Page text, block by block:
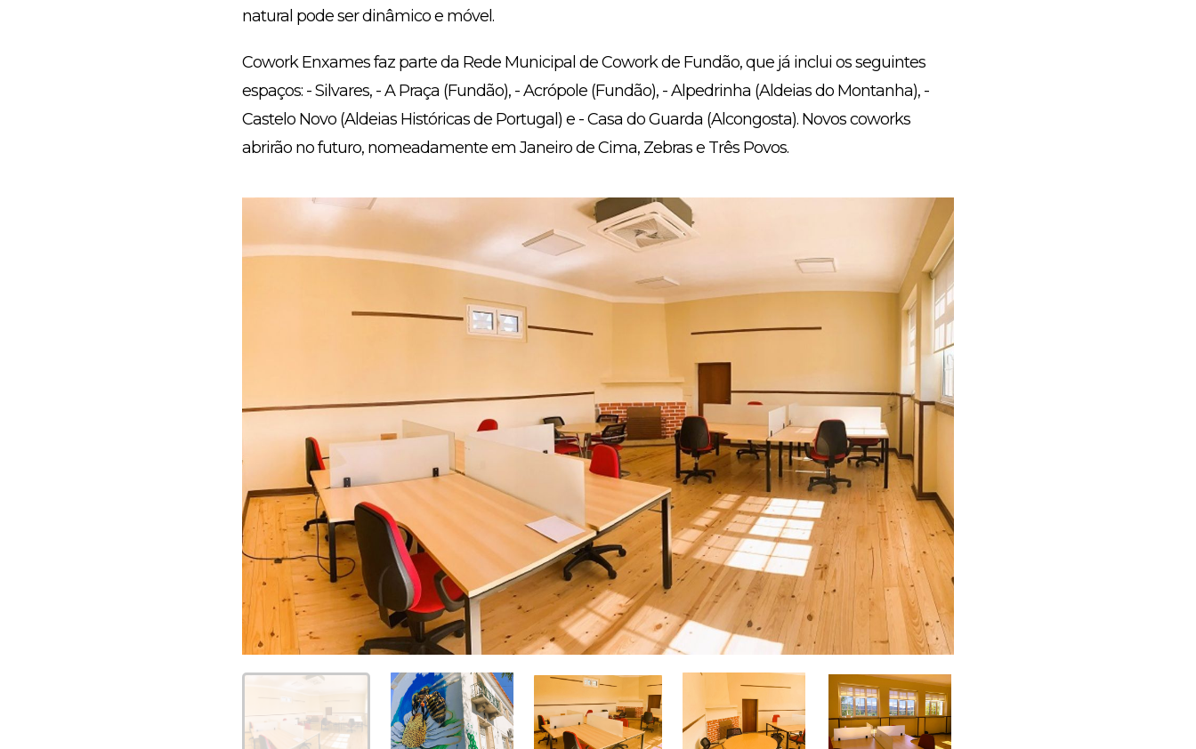
natural pode ser dinâmico e móvel.
Cowork Enxames faz parte da Rede Municipal de Cowork de Fundão, que já inclui os seguintes
espaços: - Silvares, - A Praça (Fundão), - Acrópole (Fundão), - Alpedrinha (Aldeias do Montanha), -
Castelo Novo (Aldeias Históricas de Portugal) e - Casa do Guarda (Alcongosta). Novos coworks
abrirão no futuro, nomeadamente em Janeiro de Cima, Zebras e Três Povos.